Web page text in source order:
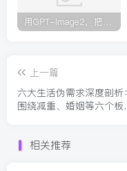
用GPT-Image2，把一段武打对决拆成24个连续镜头，从人物建立、动作衔接、运镜节奏，到情绪爆发
上一篇
六大生活伪需求深度剖析：
围绕减重、婚姻等六个板
相关推荐